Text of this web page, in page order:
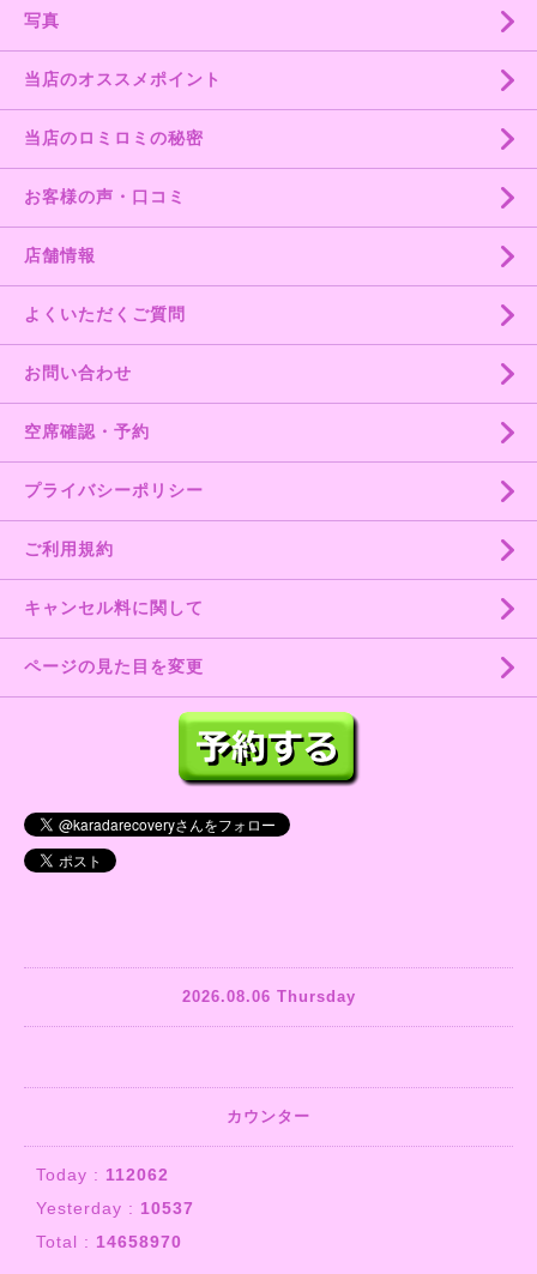
写真
当店のオススメポイント
当店のロミロミの秘密
お客様の声・口コミ
店舗情報
よくいただくご質問
お問い合わせ
空席確認・予約
プライバシーポリシー
ご利用規約
キャンセル料に関して
ページの見た目を変更
2026.08.06 Thursday
カウンター
Today : 112062
Yesterday : 10537
Total : 14658970